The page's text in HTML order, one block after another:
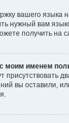
вашего языка
нужный вам
получить на
моим именем
присутствовать
вы оставили,